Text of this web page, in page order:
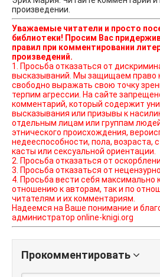
произведении.
Уважаемые читатели и просто
библиотеки! Просим Вас
правил при комментировании
произведений.
1. Просьба отказаться от
высказываний. Мы защищаем право наших читателей
свободно выражать свою точку
терпим агрессии. На сайте
комментарий, который содержит
высказывания или призывы к
отдельным лицам или группам
этнического происхождения,
недееспособности, пола, возраста,
касты или сексуальной ориентации.
2. Просьба отказаться от
3. Просьба отказаться от
4. Просьба вести себя максимально
отношению к авторам, так и по
читателям и их комментариям.
Надеемся на Ваше понимание и
администратор online-knigi.org
Прокомментировать